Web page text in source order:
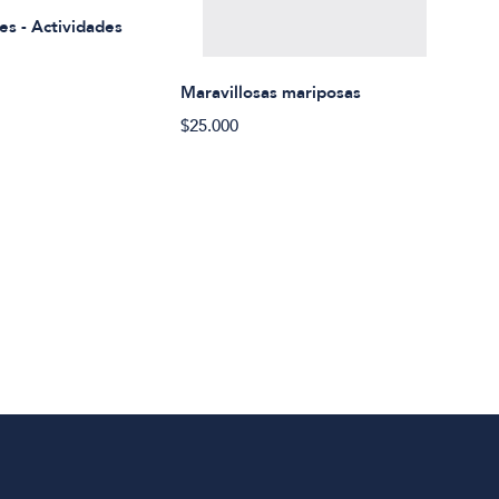
- Actividades
Maravillosas mariposas
$25.000